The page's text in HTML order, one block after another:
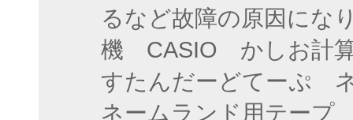
るなど故障の原因にな
機 CASIO かしお計
すたんだーどてーぷ
ネームランド用テー